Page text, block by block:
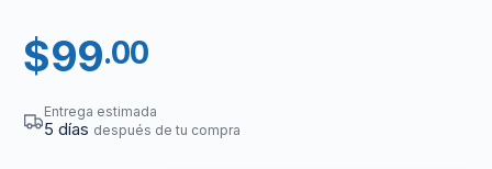
$99.00
Entrega estimada
5 días después de tu compra